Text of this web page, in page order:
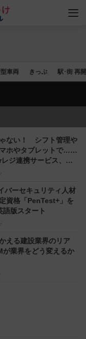
車両 きっぷ 駅･街 再
ない！ シフト管理や
ホやタブレットで……
ジ連携サービス、リ
バーセキュリティ人材
資格「PenTest+」を
版スタート
える建設業界のリア
業界をどう変えるか